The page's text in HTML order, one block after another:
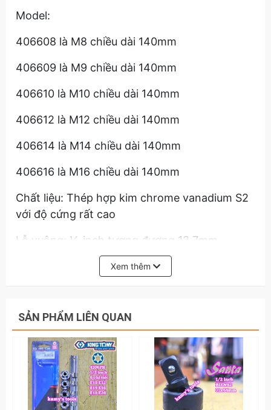
Model:
406608 là M8 chiều dài 140mm
406609 là M9 chiều dài 140mm
406610 là M10 chiều dài 140mm
406612 là M12 chiều dài 140mm
406614 là M14 chiều dài 140mm
406616 là M16 chiều dài 140mm
Chất liệu: Thép hợp kim chrome vanadium S2
với độ cứng rất cao
Lỗ vuông: ½ inch tương đương 12.7mm
kamytoolsđể biết thêm thông
M12 M14 M16 model 4066.
Xem thêm
SẢN PHẨM LIÊN QUAN